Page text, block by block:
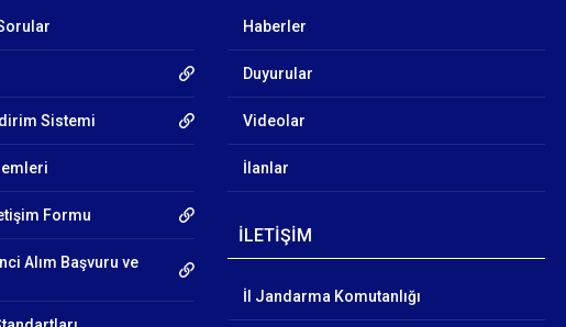
Sistemi
Formu
Alım Başvuru ve
Haberler
Duyurular
Videolar
İlanlar
İLETİŞİM
İl Jandarma Komutanlığı